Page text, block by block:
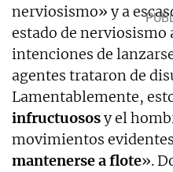
nerviosismo» y a
estado de nerviosismo
intenciones de
agentes trataron de
Lamentablemente,
infructuososy el
movimientos
mantenerse a flote».